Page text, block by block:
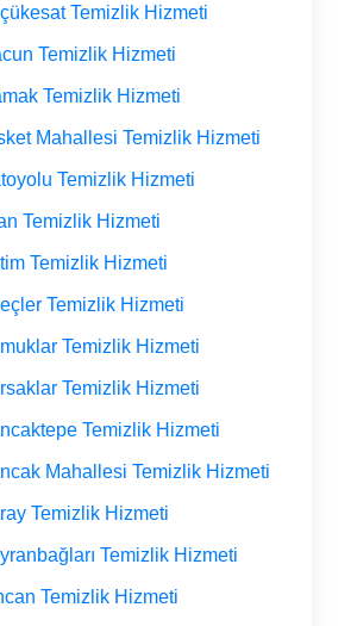
Temizlik Hizmeti
Temizlik Hizmeti
Temizlik Hizmeti
Mahallesi Temizlik Hizmeti
Temizlik Hizmeti
Temizlik Hizmeti
Temizlik Hizmeti
Temizlik Hizmeti
Temizlik Hizmeti
Temizlik Hizmeti
Temizlik Hizmeti
Mahallesi Temizlik Hizmeti
Temizlik Hizmeti
Temizlik Hizmeti
Temizlik Hizmeti